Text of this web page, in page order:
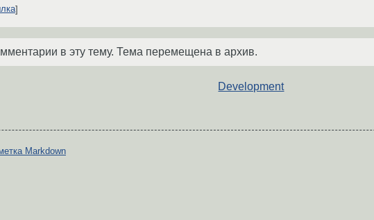
в эту тему. Тема перемещена в архив.
Development
Markdown